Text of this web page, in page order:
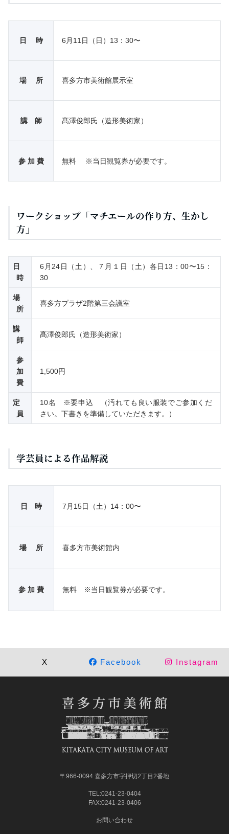
日 時 6月11日（日）13：30〜
場 所 喜多方市美術館展示室
講 師 髙澤俊郎氏（造形美術家）
参 加 費 無料 ※当日観覧券が必要です。
ワークショップ「マチエールの作り方、生かし
方」
日
時
6月24日（土）、７月１日（土）各日13：00〜15：
30
場
所
喜多方プラザ2階第三会議室
講
師
髙澤俊郎氏（造形美術家）
参
加
費
1,500円
定
員
10名 ※要申込 （汚れても良い服装でご参加くだ
さい。下書きを準備していただきます。）
学芸員による作品解説
日 時 7月15日（土）14：00〜
場 所 喜多方市美術館内
参 加 費 無料 ※当日観覧券が必要です。
X Facebook Instagram
〒966-0094 喜多方市字押切2丁目2番地
TEL:0241-23-0404
FAX:0241-23-0406
お問い合わせ